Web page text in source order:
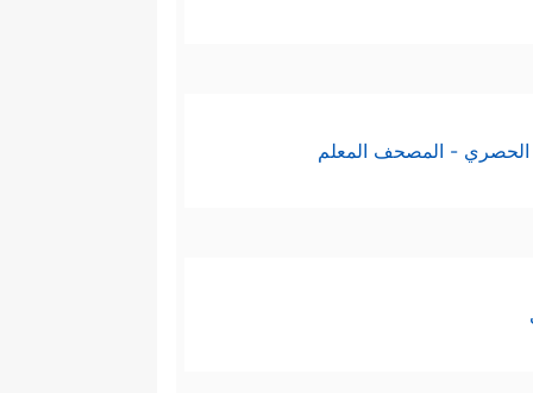
الحصري - المصحف المعلم